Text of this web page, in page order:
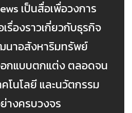
เป็นสื่อเพื่อวงการ
รื่องราวเกี่ยวกับธุรกิจ
นาอสังหาริมทรัพย์
กแบบตกแต่ง ตลอดจน
โนโลยี และนวัตกรรม
างครบวงจร